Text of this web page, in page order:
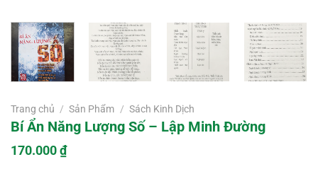
Trang chủ / Sản Phẩm / Sách Kinh Dịch
Bí Ẩn Năng Lượng Số – Lập Minh Đường
170.000₫